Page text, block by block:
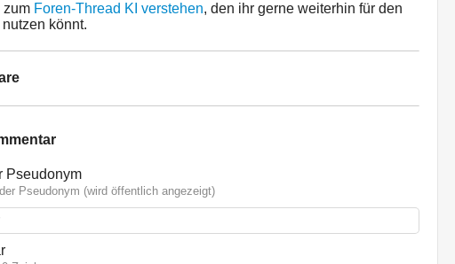
zum Foren-Thread KI verstehen, den ihr gerne weiterhin für den
könnt.
Pseudonym
Pseudonym (wird öffentlich angezeigt)